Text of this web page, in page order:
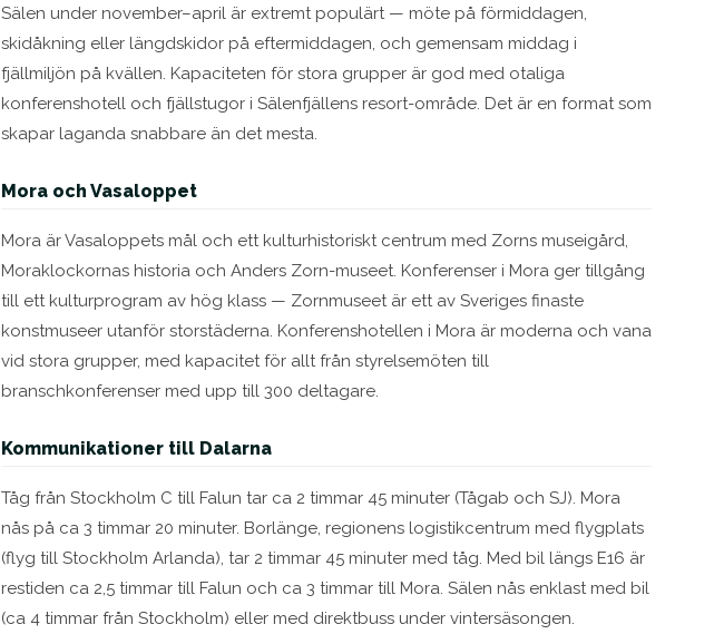
Sälen under november–april är extremt populärt — möte på förmiddagen,
skidåkning eller längdskidor på eftermiddagen, och gemensam middag i
fjällmiljön på kvällen. Kapaciteten för stora grupper är god med otaliga
konferenshotell och fjällstugor i Sälenfjällens resort-område. Det är en format som
skapar laganda snabbare än det mesta.
Mora och Vasaloppet
Mora är Vasaloppets mål och ett kulturhistoriskt centrum med Zorns museigård,
Moraklockornas historia och Anders Zorn-museet. Konferenser i Mora ger tillgång
till ett kulturprogram av hög klass — Zornmuseet är ett av Sveriges finaste
konstmuseer utanför storstäderna. Konferenshotellen i Mora är moderna och vana
vid stora grupper, med kapacitet för allt från styrelsemöten till
branschkonferenser med upp till 300 deltagare.
Kommunikationer till Dalarna
Tåg från Stockholm C till Falun tar ca 2 timmar 45 minuter (Tågab och SJ). Mora
nås på ca 3 timmar 20 minuter. Borlänge, regionens logistikcentrum med flygplats
(flyg till Stockholm Arlanda), tar 2 timmar 45 minuter med tåg. Med bil längs E16 är
restiden ca 2,5 timmar till Falun och ca 3 timmar till Mora. Sälen nås enklast med bil
(ca 4 timmar från Stockholm) eller med direktbuss under vintersäsongen.